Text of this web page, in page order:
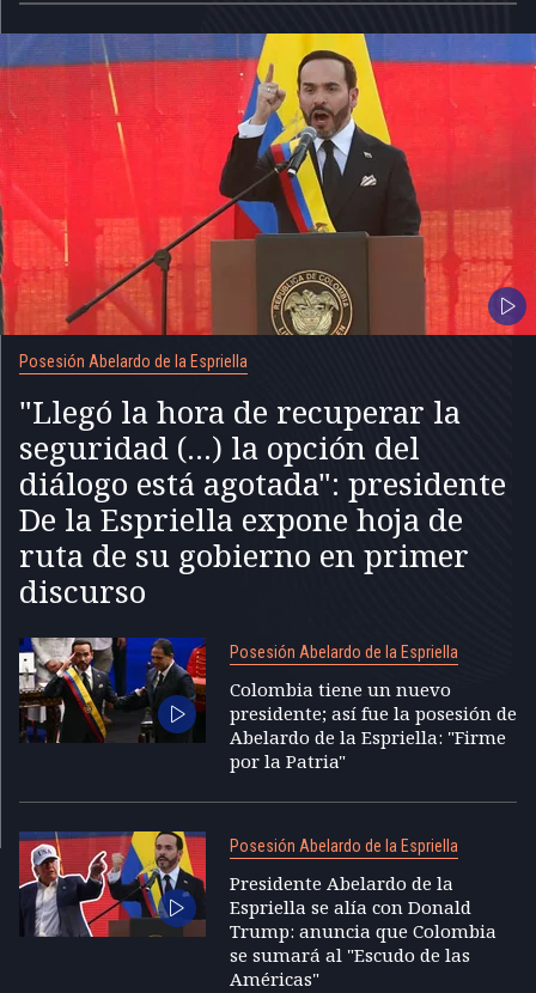
Posesión Abelardo de la Espriella
"Llegó la hora de recuperar la
seguridad (...) la opción del
diálogo está agotada": presidente
De la Espriella expone hoja de
ruta de su gobierno en primer
discurso
Posesión Abelardo de la Espriella
Colombia tiene un nuevo
presidente; así fue la posesión de
Abelardo de la Espriella: "Firme
por la Patria"
Posesión Abelardo de la Espriella
Presidente Abelardo de la
Espriella se alía con Donald
Trump: anuncia que Colombia
se sumará al "Escudo de las
Américas"